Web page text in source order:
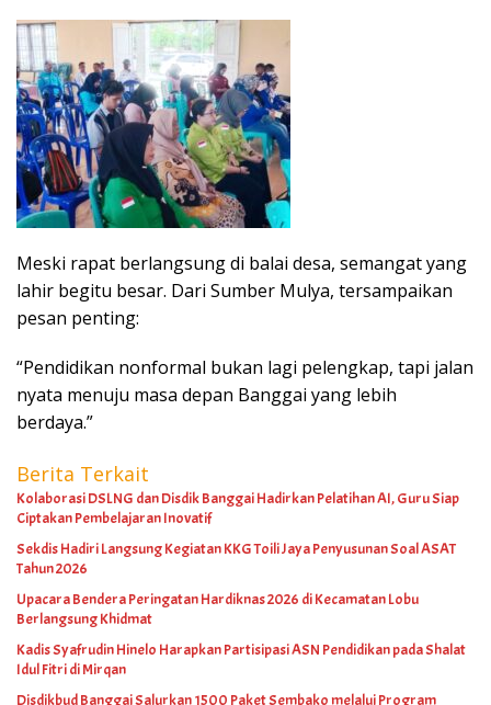
Meski rapat berlangsung di balai desa, semangat yang
lahir begitu besar. Dari Sumber Mulya, tersampaikan
pesan penting:
“Pendidikan nonformal bukan lagi pelengkap, tapi jalan
nyata menuju masa depan Banggai yang lebih
berdaya.”
Berita Terkait
Kolaborasi DSLNG dan Disdik Banggai Hadirkan Pelatihan AI, Guru Siap
Ciptakan Pembelajaran Inovatif
Sekdis Hadiri Langsung Kegiatan KKG Toili Jaya Penyusunan Soal ASAT
Tahun 2026
Upacara Bendera Peringatan Hardiknas 2026 di Kecamatan Lobu
Berlangsung Khidmat
Kadis Syafrudin Hinelo Harapkan Partisipasi ASN Pendidikan pada Shalat
Idul Fitri di Mirqan
Disdikbud Banggai Salurkan 1500 Paket Sembako melalui Program